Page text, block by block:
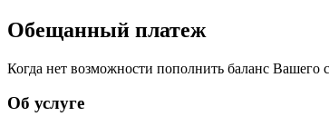
Обещанный платеж
Когда нет возможности пополнить баланс Вашего
Об услуге